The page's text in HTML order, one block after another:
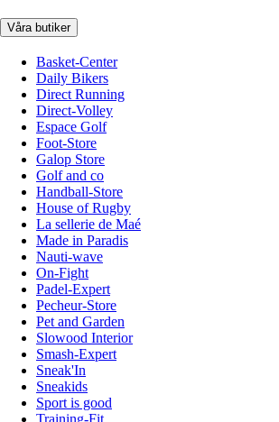
Våra butiker
Basket-Center
Daily Bikers
Direct Running
Direct-Volley
Espace Golf
Foot-Store
Galop Store
Golf and co
Handball-Store
House of Rugby
La sellerie de Maé
Made in Paradis
Nauti-wave
On-Fight
Padel-Expert
Pecheur-Store
Pet and Garden
Slowood Interior
Smash-Expert
Sneak'In
Sneakids
Sport is good
Training-Fit